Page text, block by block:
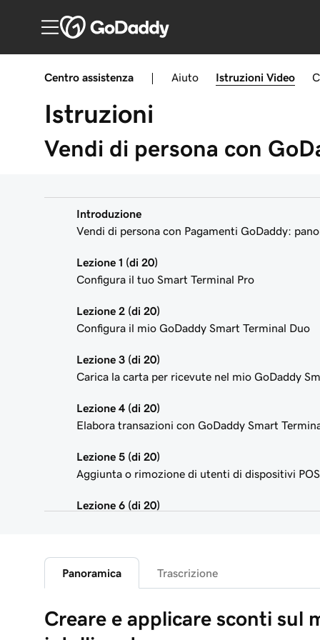
Centro assistenza Aiuto Istruzioni Video
Istruzioni
Vendi di persona con
Introduzione
Vendi di persona con Pagamenti GoDaddy:
Lezione 1 (di 20)
Configura il tuo Smart Terminal Pro
Lezione 2 (di 20)
Configura il mio GoDaddy Smart Terminal Duo
Lezione 3 (di 20)
Carica la carta per ricevute nel mio GoDaddy
Lezione 4 (di 20)
Elabora transazioni con GoDaddy Smart
Lezione 5 (di 20)
Aggiunta o rimozione di utenti di dispositivi POS
Lezione 6 (di 20)
Personalizza le ricevute del mio negozio
Registrazione della panoramica dell'app
Panoramica Trascrizione
Creare e applicare sconti sul